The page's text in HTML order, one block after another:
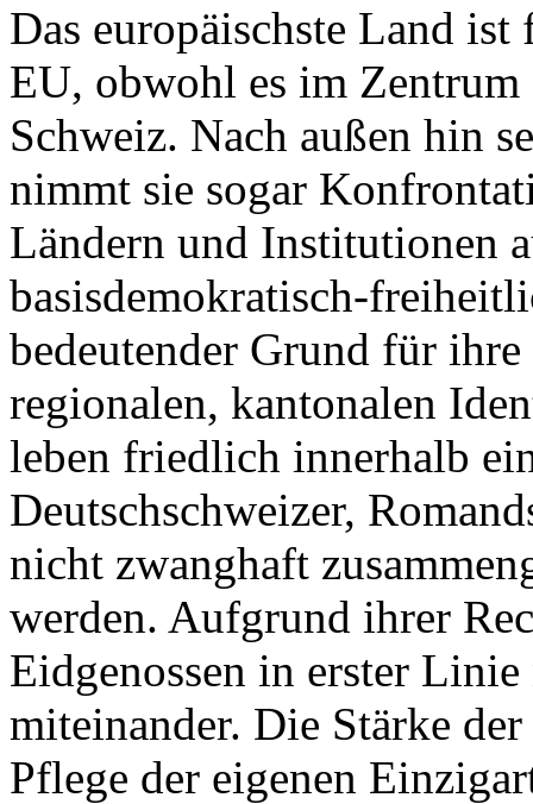
Das europäischste Land
EU, obwohl es im
Schweiz. Nach außen hin
nimmt sie sogar
Ländern und Institutionen
basisdemokratisch-
bedeutender Grund für
regionalen, kantonalen
leben friedlich innerhalb
Deutschschweizer,
nicht zwanghaft
werden. Aufgrund ihrer
Eidgenossen in erster
miteinander. Die Stärke
Pflege der eigenen